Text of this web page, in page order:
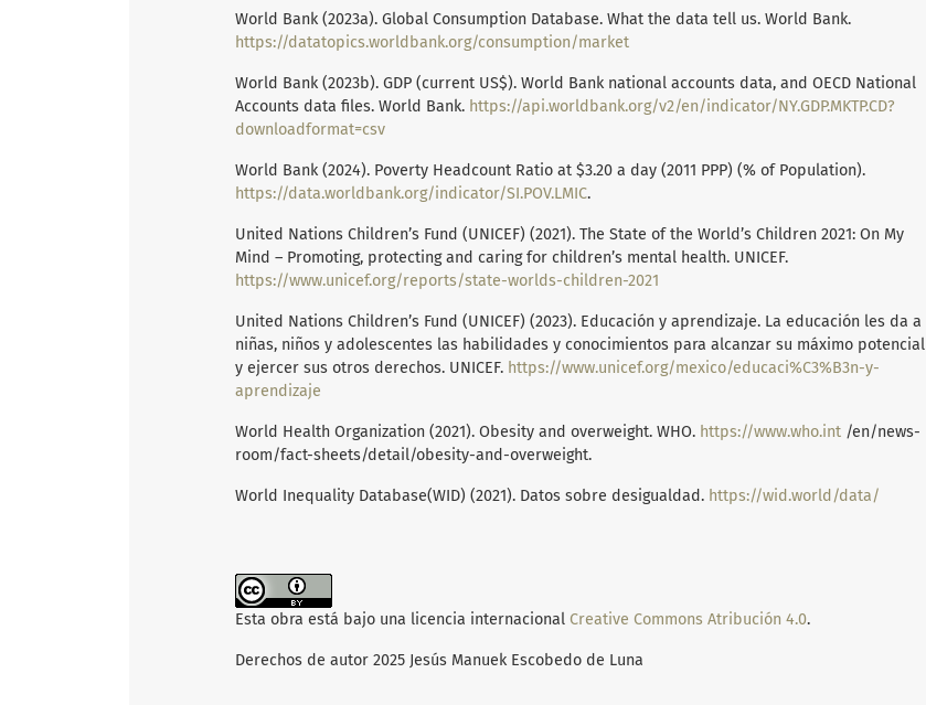
World Bank (2023a). Global Consumption Database. What the data tell us. World Bank.
https://datatopics.worldbank.org/consumption/market
World Bank (2023b). GDP (current US$). World Bank national accounts data, and OECD National
Accounts data files. World Bank. https://api.worldbank.org/v2/en/indicator/NY.GDP.MKTP.CD?
downloadformat=csv
World Bank (2024). Poverty Headcount Ratio at $3.20 a day (2011 PPP) (% of Population).
https://data.worldbank.org/indicator/SI.POV.LMIC.
United Nations Children’s Fund (UNICEF) (2021). The State of the World’s Children 2021: On My
Mind – Promoting, protecting and caring for children’s mental health. UNICEF.
https://www.unicef.org/reports/state-worlds-children-2021
United Nations Children’s Fund (UNICEF) (2023). Educación y aprendizaje. La educación les da a
niñas, niños y adolescentes las habilidades y conocimientos para alcanzar su máximo potencial
y ejercer sus otros derechos. UNICEF. https://www.unicef.org/mexico/educaci%C3%B3n-y-
aprendizaje
World Health Organization (2021). Obesity and overweight. WHO. https://www.who.int /en/news-
room/fact-sheets/detail/obesity-and-overweight.
World Inequality Database(WID) (2021). Datos sobre desigualdad. https://wid.world/data/
Esta obra está bajo una licencia internacional Creative Commons Atribución 4.0.
Derechos de autor 2025 Jesús Manuek Escobedo de Luna